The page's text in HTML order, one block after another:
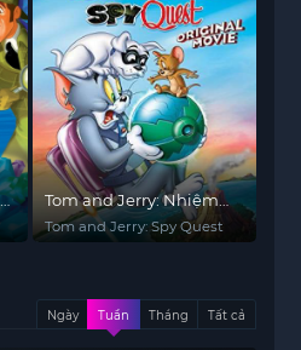
Tom and Jerry: Nhiệm
Vụ Điệp Viên
Tom and Jerry: Spy Quest
Ngày Tuần Tháng Tất cả